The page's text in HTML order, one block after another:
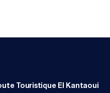
Touristique El Kantaoui